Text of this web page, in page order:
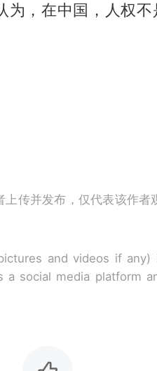
，在中国，人权不
传并发布，仅代表该作者
and videos if any)
social media platform